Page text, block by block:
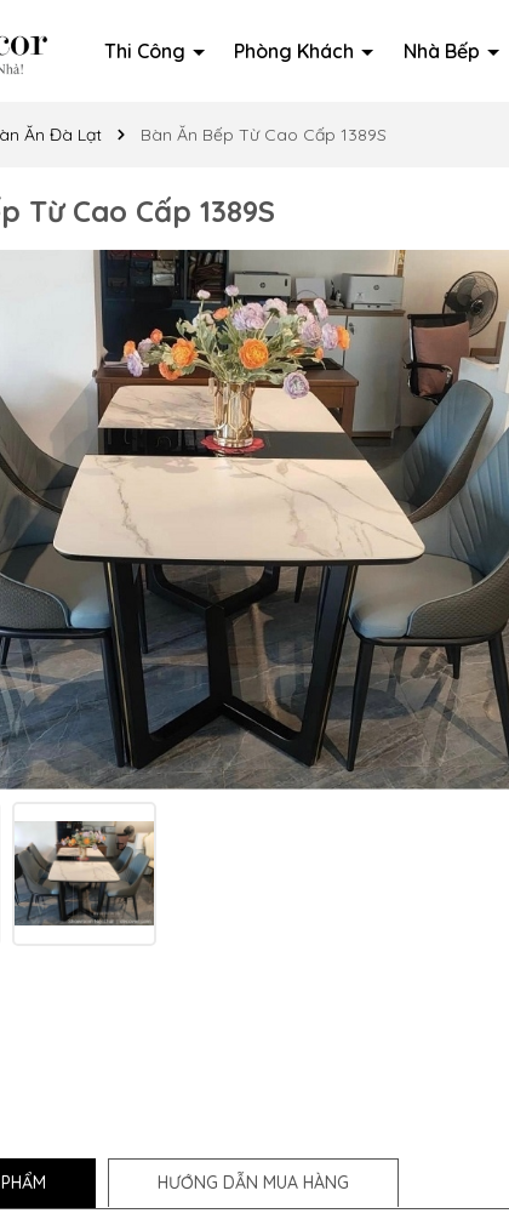
Thi Công Phòng Khách Nhà Bếp
Ăn Đà Lạt Bàn Ăn Bếp Từ Cao Cấp 1389S
Từ Cao Cấp 1389S
HƯỚNG DẪN MUA HÀNG